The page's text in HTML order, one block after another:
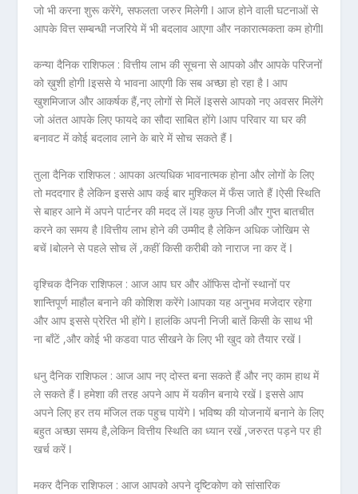
जो भी करना शुरू करेंगे, सफलता जरुर मिलेगी ǀ आज होने वाली घटनाओं से
आपके वित्त सम्बन्धी नजरिये में भी बदलाव आएगा और नकारात्मकता कम होगीǀ
कन्या दैनिक राशिफल :वित्तीय लाभ की सूचना से आपको और आपके परिजनों
को ख़ुशी होगी ǀइससे ये भावना आएगी कि सब अच्छा हो रहा है ǀ आप
खुशमिजाज और आकर्षक हैं,नए लोगों से मिलें ǀइससे आपको नए अवसर मिलेंगे
जो अंतत आपके लिए फायदे का सौदा साबित होंगे ǀआप परिवार या घर की
बनावट में कोई बदलाव लाने के बारे में सोच सकते हैं ǀ
तुला दैनिक राशिफल : आपका अत्यधिक भावनात्मक होना और लोगों के लिए
तो मददगार है लेकिन इससे आप कई बार मुश्किल में फँस जाते हैं ǀऐसी स्थिति
से बाहर आने में अपने पार्टनर की मदद लें ǀयह कुछ निजी और गुप्त बातचीत
करने का समय है ǀवित्तीय लाभ होने की उम्मीद है लेकिन अधिक जोखिम से
बचें ǀबोलने से पहले सोच लें ,कहीं किसी करीबी को नाराज ना कर दें ǀ
वृश्चिक दैनिक राशिफल :आज आप घर और ऑफिस दोनों स्थानों पर
शान्तिपूर्ण माहौल बनाने की कोशिश करेंगे ǀआपका यह अनुभव मजेदार रहेगा
और आप इससे प्रेरित भी होंगे ǀ हालंकि अपनी निजी बातें किसी के साथ भी
ना बाँटें ,और कोई भी कडवा पाठ सीखने के लिए भी खुद को तैयार रखें ǀ
धनु दैनिक राशिफल :आज आप नए दोस्त बना सकते हैं और नए काम हाथ में
ले सकते हैं ǀ हमेशा की तरह अपने आप में यकीन बनाये रखें ǀ इससे आप
अपने लिए हर तय मंजिल तक पहुच पायेंगे ǀ भविष्य की योजनायें बनाने के लिए
बहुत अच्छा समय है,लेकिन वित्तीय स्थिति का ध्यान रखें ,जरुरत पड़ने पर ही
खर्च करें ǀ
मकर दैनिक राशिफल :आज आपको अपने दृष्टिकोण को सांसारिक